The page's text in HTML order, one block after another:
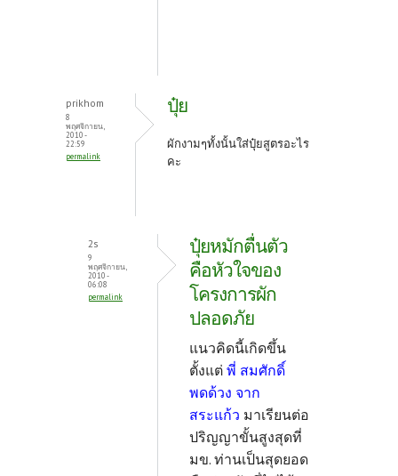
prikhom
8
พฤศจิกายน,
2010 -
22:59
permalink
ปุ๋ย
ผักงามๆทั้งนั้นใส่ปุ๋ยสูตรอะไร
คะ
2s
9
พฤศจิกายน,
2010 -
06:08
permalink
ปุ๋ยหมักตื่นตัว
คือหัวใจของ
โครงการผัก
ปลอดภัย
แนวคิดนี้เกิดขึ้น
ตั้งแต่ พี่ สมศักดิ์
พดด้วง จาก
สระแก้ว มาเรียนต่อ
ปริญญาขั้นสูงสุดที่
มข. ท่านเป็นสุดยอด